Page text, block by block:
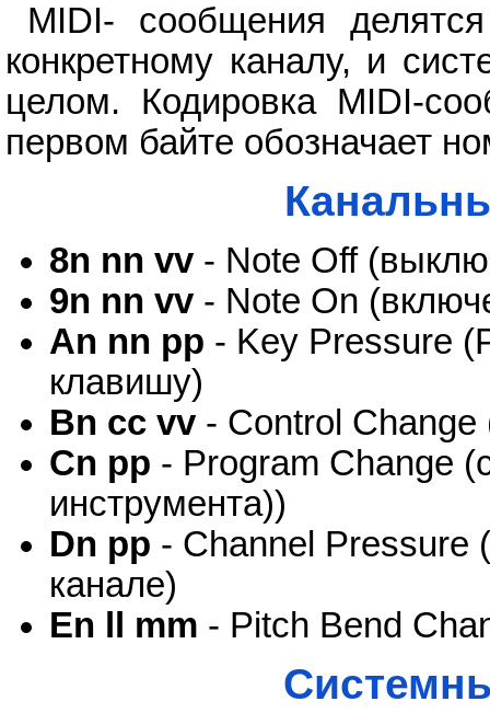
MIDI- сообщения
конкретному каналу, и
целом. Кодировка MIDI-
первом байте обозначает
8n nn vv - Note Off
9n nn vv - Note On
An nn pp - Key Pressure
клавишу)
Bn cc vv - Control Change
Cn pp - Program Change
инструмента))
Dn pp - Channel Pressure
канале)
En ll mm - Pitch Bend